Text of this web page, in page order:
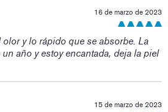
16 de marzo de 2023
olor y lo rápido que se absorbe. La
año y estoy encantada, deja la piel
15 de marzo de 2023